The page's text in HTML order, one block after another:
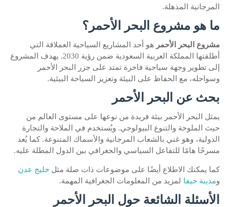
المرجانية المذهلة.
ما هو مشروع البحر الأحمر؟
مشروع البحر الأحمر هو أحد المشاريع السياحية العملاقة التي
أطلقتها المملكة العربية السعودية ضمن رؤية 2030. يهدف المشروع
إلى تطوير وجهة سياحية فاخرة تمتد على جزر البحر الأحمر
وسواحله، مع الحفاظ على البيئة وتعزيز السياحة البيئية.
بحث عن البحر الأحمر
يمثل البحر الأحمر بيئة فريدة من نوعها على مستوى العالم من
حيث الملوحة والتنوع البيولوجي. ويُستخدم في الملاحة والتجارة
الدولية، وهو غني بالشعاب المرجانية والأسماك المتنوعة. كما يُعد
مسرحًا هامًا للتفاعل السياسي والجغرافي بين الدول المطلة عليه.
كما يمكنك الاطلاع أيضًا على موضوعات ذات صلة مثل خليج عدن
ومدينة حيفا لمزيد من المعلومات الجغرافية المهمة.
الأسئلة الشائعة حول البحر الأحمر